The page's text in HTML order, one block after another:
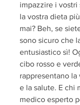
impazzire i vostri
la vostra dieta
mai? Beh, se
sono sicuro che
entusiastico sì!
cibo rosso e
rappresentano la
e la salute. E chi
medico esperto